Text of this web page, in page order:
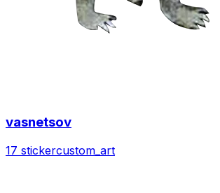
vasnetsov
17 stickercustom_art